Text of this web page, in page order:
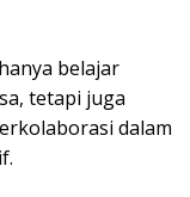
belajar
tetapi juga
dalam